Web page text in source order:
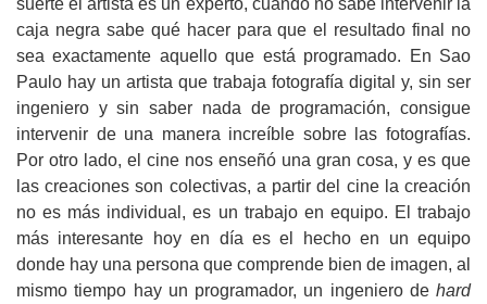
caja negra sabe qué hacer para que el resultado final no
sea exactamente aquello que está programado. En Sao
Paulo hay un artista que trabaja fotografía digital y, sin ser
ingeniero y sin saber nada de programación, consigue
intervenir de una manera increíble sobre las fotografías.
Por otro lado, el cine nos enseñó una gran cosa, y es que
las creaciones son colectivas, a partir del cine la creación
no es más individual, es un trabajo en equipo. El trabajo
más interesante hoy en día es el hecho en un equipo
donde hay una persona que comprende bien de imagen, al
mismo tiempo hay un programador, un ingeniero de hard